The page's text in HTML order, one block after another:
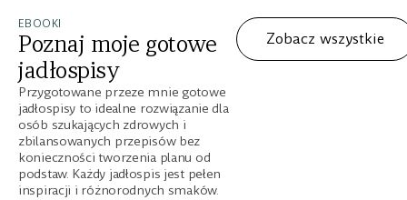
EBOOKI
Poznaj moje gotowe
jadłospisy
Przygotowane przeze mnie gotowe
jadłospisy to idealne rozwiązanie dla
osób szukających zdrowych i
zbilansowanych przepisów bez
konieczności tworzenia planu od
podstaw. Każdy jadłospis jest pełen
inspiracji i różnorodnych smaków.
Zobacz wszystkie